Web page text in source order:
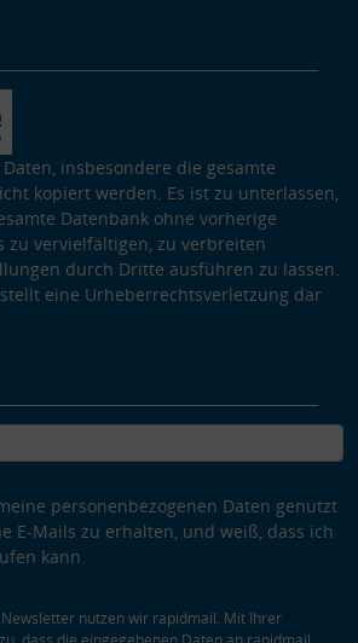
insbesondere die gesamte
kopiert werden. Es ist zu unterlassen,
Datenbank ohne vorherige
zu vervielfältigen, zu verbreiten
durch Dritte ausführen zu lassen.
eine Urheberrechtsverletzung dar
personenbezogenen Daten genutzt
E-Mails zu erhalten, und weiß, dass ich
kann.
nutzen wir rapidmail. Mit Ihrer